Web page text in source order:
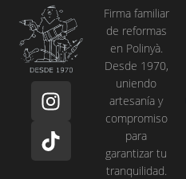
n
t
i
t
Firma familiar
de reformas
en Polinyà.
Desde 1970,
uniendo
artesanía y
compromiso
para
garantizar tu
tranquilidad.